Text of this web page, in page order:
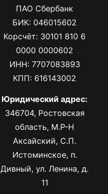
ПАО Сбербанк
БИК: 046015602
Корсчёт: 30101 810 6
0000 0000602
ИНН: 7707083893
КПП: 616143002
Юридический адрес:
346704, Ростовская
область, М.Р-Н
Аксайский, С.П.
Истоминское, п.
Дивный, ул. Ленина, д.
11